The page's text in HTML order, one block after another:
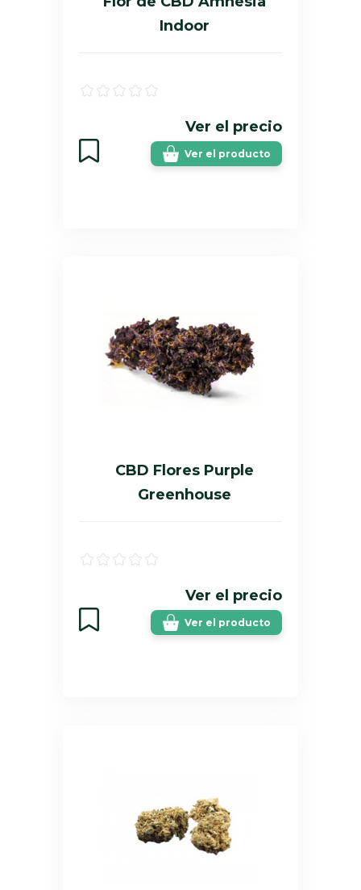
Indoor
Ver el precio
Ver el producto
CBD Flores Purple
Greenhouse
Ver el precio
Ver el producto